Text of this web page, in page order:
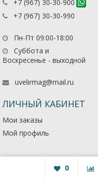
+7 (967) 30-30-900
+7 (967) 30-30-990
Пн-Пт 09:00-18:00
Суббота и
Воскресенье - выходной
uvelirmag@mail.ru
ЛИЧНЫЙ КАБИНЕТ
Мои заказы
Мой профиль
0